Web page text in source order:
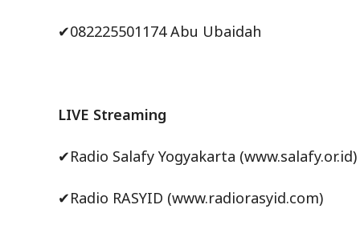
✔082225501174 Abu Ubaidah
LIVE Streaming
✔Radio Salafy Yogyakarta (www.salafy.or.id)
✔Radio RASYID (www.radiorasyid.com)